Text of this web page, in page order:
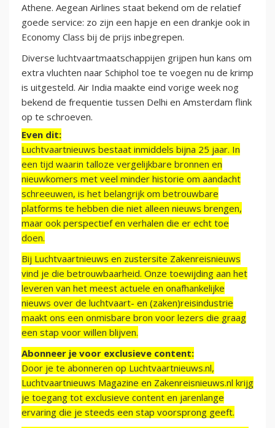
Athene. Aegean Airlines staat bekend om de relatief
goede service: zo zijn een hapje en een drankje ook in
Economy Class bij de prijs inbegrepen.
Diverse luchtvaartmaatschappijen grijpen hun kans om
extra vluchten naar Schiphol toe te voegen nu de krimp
is uitgesteld. Air India maakte eind vorige week nog
bekend de frequentie tussen Delhi en Amsterdam flink
op te schroeven.
Even dit:
Luchtvaartnieuws bestaat inmiddels bijna 25 jaar. In
een tijd waarin talloze vergelijkbare bronnen en
nieuwkomers met veel minder historie om aandacht
schreeuwen, is het belangrijk om betrouwbare
platforms te hebben die niet alleen nieuws brengen,
maar ook perspectief en verhalen die er echt toe
doen.
Bij Luchtvaartnieuws en zustersite Zakenreisnieuws
vind je die betrouwbaarheid. Onze toewijding aan het
leveren van het meest actuele en onafhankelijke
nieuws over de luchtvaart- en (zaken)reisindustrie
maakt ons een onmisbare bron voor lezers die graag
een stap voor willen blijven.
Abonneer je voor exclusieve content:
Door je te abonneren op Luchtvaartnieuws.nl,
Luchtvaartnieuws Magazine en Zakenreisnieuws.nl krijg
je toegang tot exclusieve content en jarenlange
ervaring die je steeds een stap voorsprong geeft.